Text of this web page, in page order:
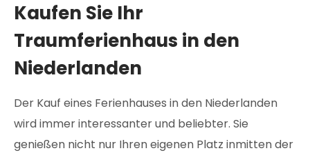
Kaufen Sie Ihr
Traumferienhaus in den
Niederlanden
Der Kauf eines Ferienhauses in den Niederlanden
wird immer interessanter und beliebter. Sie
genießen nicht nur Ihren eigenen Platz inmitten der